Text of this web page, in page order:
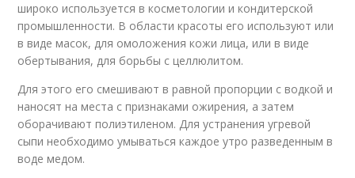
широко используется в косметологии и кондитерской
промышленности. В области красоты его используют или
в виде масок, для омоложения кожи лица, или в виде
обертывания, для борьбы с целлюлитом.
Для этого его смешивают в равной пропорции с водкой и
наносят на места с признаками ожирения, а затем
оборачивают полиэтиленом. Для устранения угревой
сыпи необходимо умываться каждое утро разведенным в
воде медом.